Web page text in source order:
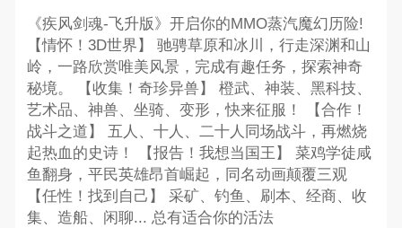
《疾风剑魂-飞升版》开启你的MMO蒸汽魔幻历险!
【情怀！3D世界】 驰骋草原和冰川，行走深渊和山
岭，一路欣赏唯美风景，完成有趣任务，探索神奇
秘境。 【收集！奇珍异兽】 橙武、神装、黑科技、
艺术品、神兽、坐骑、变形，快来征服！ 【合作！
战斗之道】 五人、十人、二十人同场战斗，再燃烧
起热血的史诗！ 【报告！我想当国王】 菜鸡学徒咸
鱼翻身，平民英雄昂首崛起，同名动画颠覆三观
【任性！找到自己】 采矿、钓鱼、刷本、经商、收
集、造船、闲聊... 总有适合你的活法